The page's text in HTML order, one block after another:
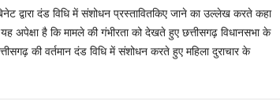
द्वारा दंड विधि में संशोधन प्रस्तावितकिए जाने का उल्लेख करते कहा
अपेक्षा है कि मामले की गंभीरता को देखते हुए छत्तीसगढ़ विधानसभा के
की वर्तमान दंड विधि में संशोधन करते हुए महिला दुराचार के